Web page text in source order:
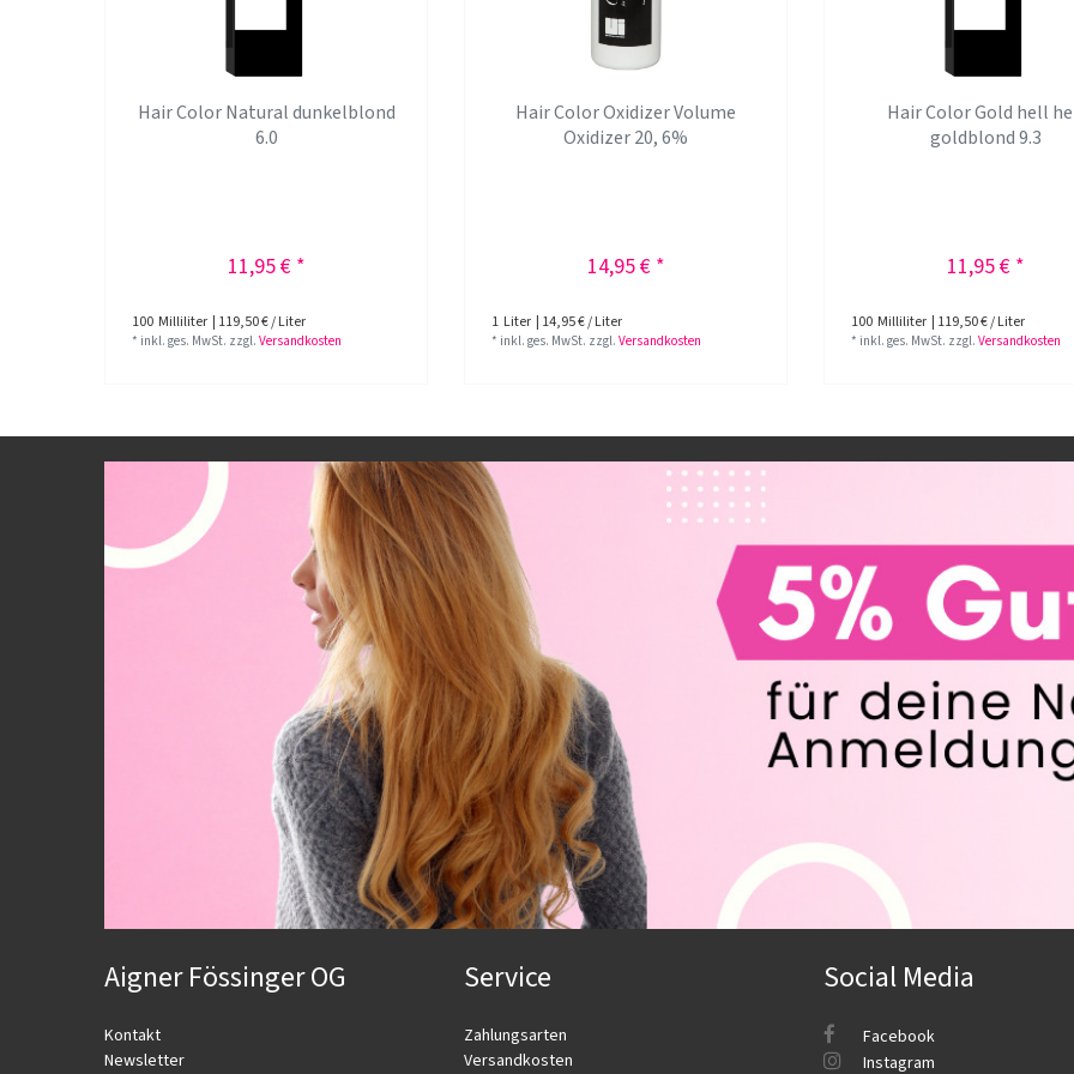
Hair Color Natural dunkelblond
6.0
11,95 € *
100 Milliliter | 119,50 € / Liter
* inkl. ges. MwSt. zzgl.Versandkosten
Hair Color Oxidizer Volume
Oxidizer 20, 6%
14,95 € *
1 Liter | 14,95 € / Liter
* inkl. ges. MwSt. zzgl.Versandkosten
Hair Color Gold hell
goldblond 9.3
11,95 € *
100 Milliliter | 119,50 € / Liter
* inkl. ges. MwSt. zzgl.Versandkosten
Aigner Fössinger OG
Kontakt
Newsletter
Service
Zahlungsarten
Versandkosten
Social Media
Facebook
Instagram